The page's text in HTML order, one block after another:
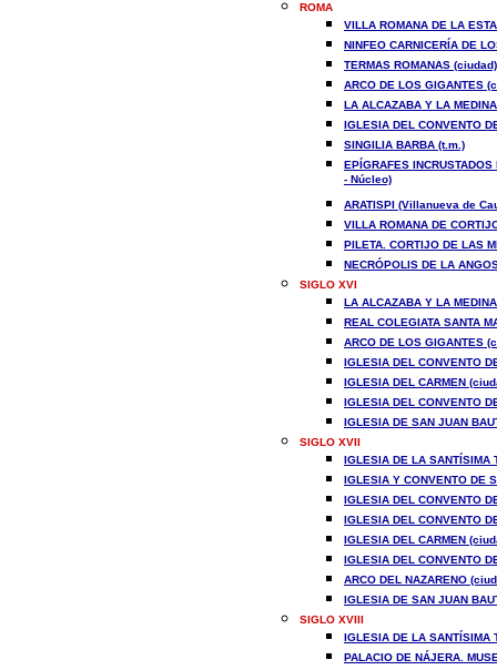
ROMA
VILLA ROMANA DE LA
NINFEO CARNICERÍA DE
TERMAS ROMANAS (ciudad)
ARCO DE LOS GIGANTES
LA ALCAZABA Y LA
IGLESIA DEL CONVENTO
SINGILIA BARBA (t.m.)
EPÍGRAFES
- Núcleo)
ARATISPI (Villanueva de
VILLA ROMANA DE
PILETA. CORTIJO DE LAS
NECRÓPOLIS DE LA
SIGLO XVI
LA ALCAZABA Y LA
REAL COLEGIATA SANTA
ARCO DE LOS GIGANTES
IGLESIA DEL CONVENTO
IGLESIA DEL CARMEN
IGLESIA DEL CONVENTO
IGLESIA DE SAN JUAN
SIGLO XVII
IGLESIA DE LA SANTÍSIMA
IGLESIA Y CONVENTO DE
IGLESIA DEL CONVENTO
IGLESIA DEL CONVENTO
IGLESIA DEL CARMEN
IGLESIA DEL CONVENTO
ARCO DEL NAZARENO
IGLESIA DE SAN JUAN
SIGLO XVIII
IGLESIA DE LA SANTÍSIMA
PALACIO DE NÁJERA.